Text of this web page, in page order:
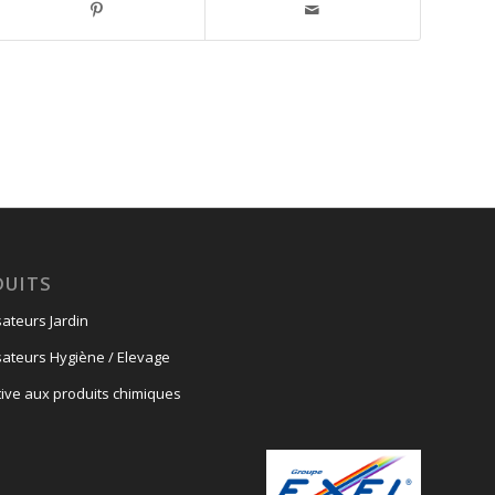
Jardin
Hygiène / Elevage
aux produits chimiques